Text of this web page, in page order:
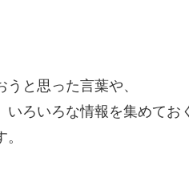
と思った言葉や、
いろいろな情報を集めてお